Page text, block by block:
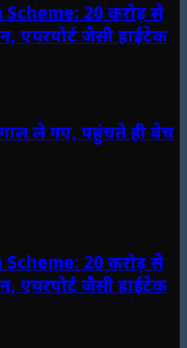
20 करोड़ से
एयरपोर्ट जैसी हाईटेक
ले गए, पहुंचते ही बेच
20 करोड़ से
एयरपोर्ट जैसी हाईटेक